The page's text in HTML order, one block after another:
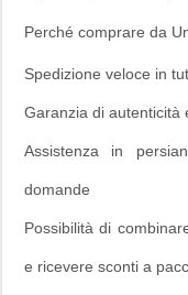
Perché comprare da
Spedizione veloce in
Garanzia di autenticità
Assistenza in
domande
Possibilità di
e ricevere sconti a